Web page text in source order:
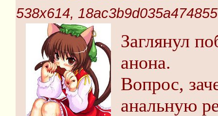
538x614,
Заглянул
анона.
Вопрос,
анальную